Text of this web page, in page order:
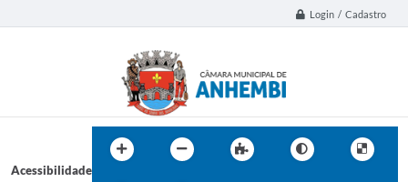
Login / Cadastro
Acessibilidade